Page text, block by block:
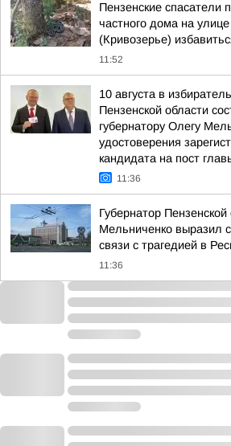
Пензенские спасатели
частного дома на
(Кривозерье)
11:52
10 августа в
Пензенской области
губернатору Олегу
удостоверения
кандидата на пост
11:36
Губернатор
Мельниченко выразил
связи с трагедией в
11:36